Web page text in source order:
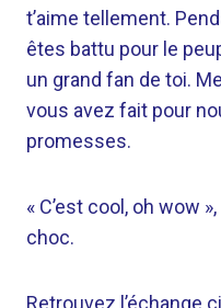
t’aime tellement.
êtes battu pour le
un grand fan de toi.
vous avez fait pour
promesses.
« C’est cool, oh wow
choc.
Retrouvez l’échange